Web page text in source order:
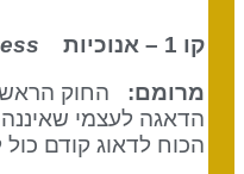
קו 1 – אנוכיות
מרומם:החוק הראשון
הדאגה לעצמי
הכוח לדאוג קודם כול